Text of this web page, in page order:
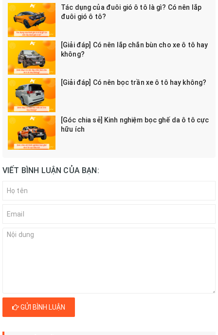
Tác dụng của đuôi gió ô tô là gì? Có nên lắp
đuôi gió ô tô?
[Giải đáp] Có nên lắp chắn bùn cho xe ô tô hay
không?
[Giải đáp] Có nên bọc trần xe ô tô hay không?
[Góc chia sẻ] Kinh nghiệm bọc ghế da ô tô cực
hữu ích
VIẾT BÌNH LUẬN CỦA BẠN:
GỬI BÌNH LUẬN